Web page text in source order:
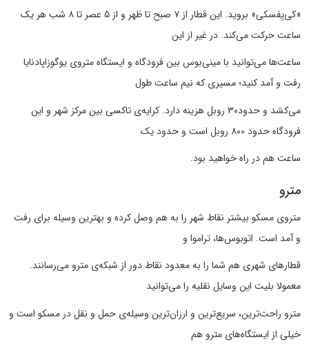
«کی‌یِفسکی» بروید. این قطار از ۷ صبح تا ظهر و از ۵ عصر تا ۸ شب هر یک
ساعت حرکت می‌کند. در غیر از این
ساعت‌ها می‌توانید با مینی‌بوس بین فرودگاه و ایستگاه متروی یوگو‌زاپادنایا
رفت و آمد کنید؛ مسیری که نیم ساعت طول
می‌کشد و حدود۳۰ روبل هزینه دارد. کرایه‌ی تاکسی بین مرکز شهر و این
فرودگاه حدود ۸۰۰ روبل است و حدود یک
ساعت هم در راه خواهید بود.
مترو
متروی مسکو بیشتر نقاط شهر را به هم وصل کرده و بهترین وسیله برای رفت
و آمد است. اتوبوس‌ها، تراموا و
قطارهای شهری هم شما را به معدود نقاط دور از شبکه‌ی مترو می‌رسانند.
معمولا بلیت این وسایل نقلیه را می‌توانید
مترو راحت‌ترین، سریع‌ترین و ارزان‌ترین وسیله‌ی حمل و نقل در مسکو است و
خیلی از ایستگاه‌های مترو هم